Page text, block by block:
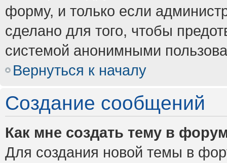
форму, и только если
сделано для того, чтобы
системой анонимными
Вернуться к началу
Создание сообщений
Как мне создать тему в
Для создания новой темы в